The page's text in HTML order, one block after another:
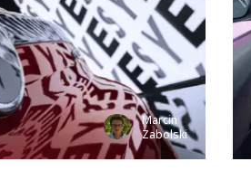
Marcin
Zabolski